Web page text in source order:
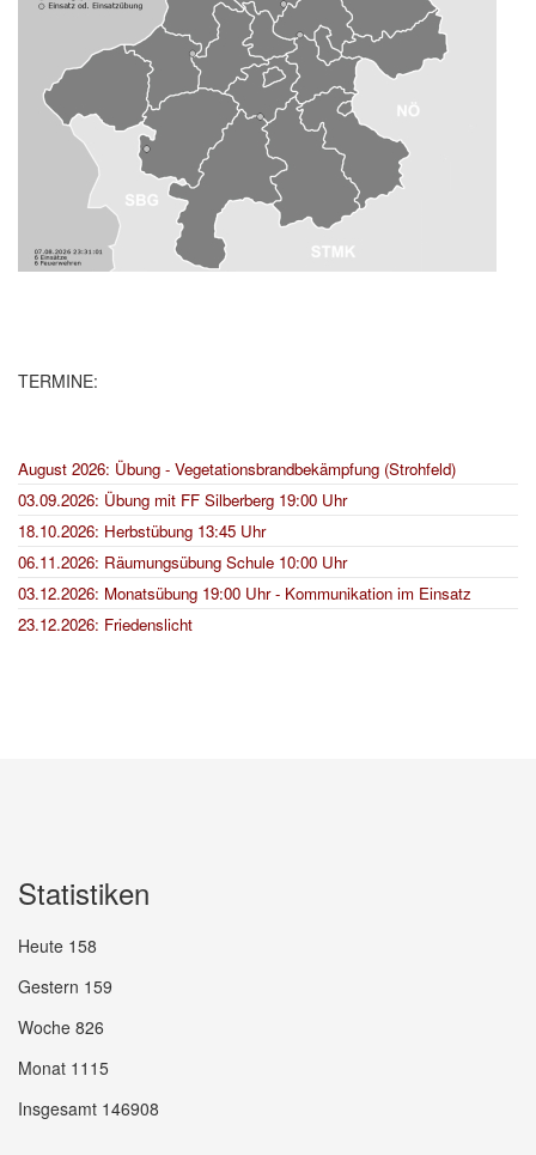
TERMINE:
August 2026: Übung - Vegetationsbrandbekämpfung (Strohfeld)
03.09.2026: Übung mit FF Silberberg 19:00 Uhr
18.10.2026: Herbstübung 13:45 Uhr
06.11.2026: Räumungsübung Schule 10:00 Uhr
03.12.2026: Monatsübung 19:00 Uhr - Kommunikation im Einsatz
23.12.2026: Friedenslicht
Statistiken
Heute 158
Gestern 159
Woche 826
Monat 1115
Insgesamt 146908